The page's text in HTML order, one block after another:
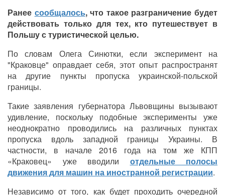
Ранее сообщалось, что такое разграничение будет
действовать только для тех, кто путешествует в
Польшу с туристической целью.
По словам Олега Синютки, если эксперимент на
"Краковце" оправдает себя, этот опыт распространят
на другие пункты пропуска украинской-польской
границы.
Такие заявления губернатора Львовщины вызывают
удивление, поскольку подобные эксперименты уже
неоднократно проводились на различных пунктах
пропуска вдоль западной границы Украины. В
частности, в начале 2016 года на том же КПП
«Краковец» уже вводили отдельные полосы
движения для машин на иностранной регистрации.
Независимо от того, как будет проходить очередной